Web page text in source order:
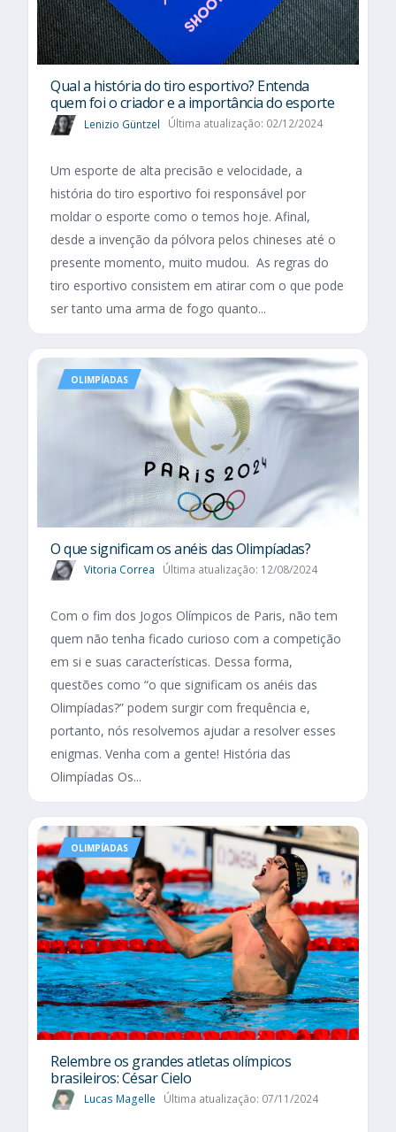
Qual a história do tiro esportivo? Entenda
quem foi o criador e a importância do esporte
Lenizio Güntzel Última atualização: 02/12/2024
Um esporte de alta precisão e velocidade, a
história do tiro esportivo foi responsável por
moldar o esporte como o temos hoje. Afinal,
desde a invenção da pólvora pelos chineses até o
presente momento, muito mudou. As regras do
tiro esportivo consistem em atirar com o que pode
ser tanto uma arma de fogo quanto...
OLIMPÍADAS
O que significam os anéis das Olimpíadas?
Vitoria Correa Última atualização: 12/08/2024
Com o fim dos Jogos Olímpicos de Paris, não tem
quem não tenha ficado curioso com a competição
em si e suas características. Dessa forma,
questões como “o que significam os anéis das
Olimpíadas?” podem surgir com frequência e,
portanto, nós resolvemos ajudar a resolver esses
enigmas. Venha com a gente! História das
Olimpíadas Os...
OLIMPÍADAS
Relembre os grandes atletas olímpicos
brasileiros: César Cielo
Lucas Magelle Última atualização: 07/11/2024